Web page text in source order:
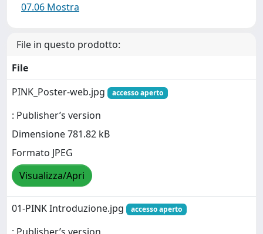
07.06 Mostra
File in questo prodotto:
File
PINK_Poster-web.jpg
accesso aperto
: Publisher’s version
Dimensione 781.82 kB
Formato JPEG
Visualizza/Apri
01-PINK Introduzione.jpg accesso aperto